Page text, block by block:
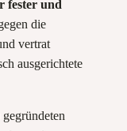
fester und
die
vertrat
ausgerichtete